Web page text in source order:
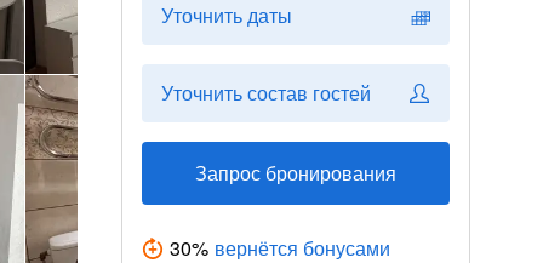
Уточнить даты
Уточнить состав гостей
Запрос бронирования
30% вернётся бонусами